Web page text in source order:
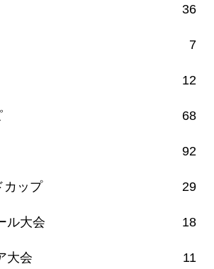
36
7
12
68
92
カップ 29
ル大会 18
大会 11